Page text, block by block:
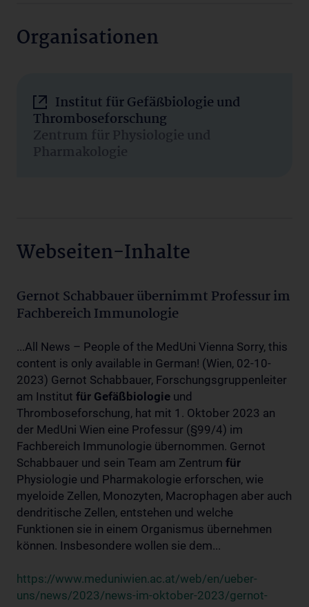
Organisationen
Institut für Gefäßbiologie und
Thromboseforschung
Zentrum für Physiologie und
Pharmakologie
Webseiten-Inhalte
Gernot Schabbauer übernimmt Professur im
Fachbereich Immunologie
...All News – People of the MedUni Vienna Sorry, this
content is only available in German! (Wien, 02-10-
2023) Gernot Schabbauer, Forschungsgruppenleiter
am Institut für Gefäßbiologie und
Thromboseforschung, hat mit 1. Oktober 2023 an
der MedUni Wien eine Professur (§99/4) im
Fachbereich Immunologie übernommen. Gernot
Schabbauer und sein Team am Zentrum für
Physiologie und Pharmakologie erforschen, wie
myeloide Zellen, Monozyten, Macrophagen aber auch
dendritische Zellen, entstehen und welche
Funktionen sie in einem Organismus übernehmen
können. Insbesondere wollen sie dem...
https://www.meduniwien.ac.at/web/en/ueber-
uns/news/2023/news-im-oktober-2023/gernot-